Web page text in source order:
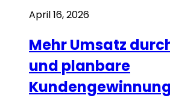
April 16, 2026
Mehr Umsatz
und planbare